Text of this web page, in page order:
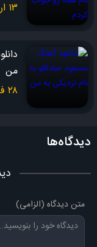
تو
از
۱۳ اردیبهشت ۱۴۰۳
من
۲۸ فروردین ۱۴۰۳
دیدگاه‌ها
متن دیدگاه (الزامی)